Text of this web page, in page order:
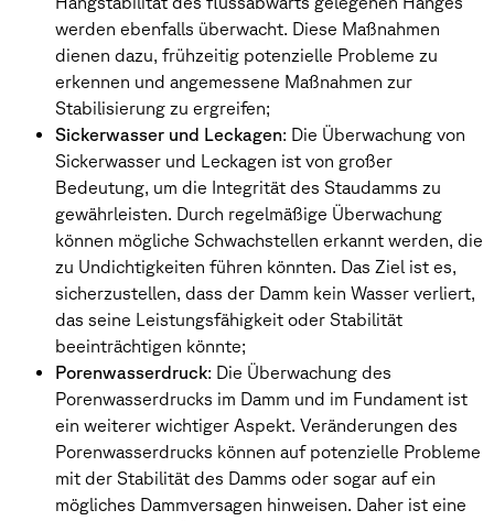
werden ebenfalls überwacht. Diese Maßnahmen
dienen dazu, frühzeitig potenzielle Probleme zu
erkennen und angemessene Maßnahmen zur
Stabilisierung zu ergreifen;
Sickerwasser und Leckagen: Die Überwachung von
Sickerwasser und Leckagen ist von großer
Bedeutung, um die Integrität des Staudamms zu
gewährleisten. Durch regelmäßige Überwachung
können mögliche Schwachstellen erkannt werden, die
zu Undichtigkeiten führen könnten. Das Ziel ist es,
sicherzustellen, dass der Damm kein Wasser verliert,
das seine Leistungsfähigkeit oder Stabilität
beeinträchtigen könnte;
Porenwasserdruck: Die Überwachung des
Porenwasserdrucks im Damm und im Fundament ist
ein weiterer wichtiger Aspekt. Veränderungen des
Porenwasserdrucks können auf potenzielle Probleme
mit der Stabilität des Damms oder sogar auf ein
mögliches Dammversagen hinweisen. Daher ist eine